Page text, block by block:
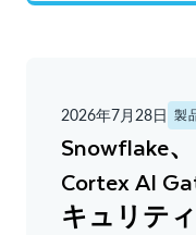
2026年7月28日 製
Snowflake
Cortex AI
キュリテ